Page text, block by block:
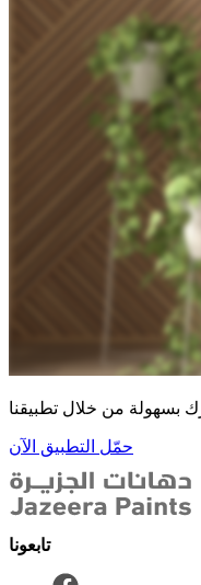
بسهولة من خلال تطبيقنا
حمّل التطبيق الآن